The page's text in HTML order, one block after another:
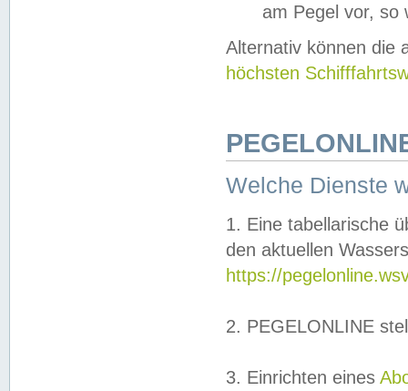
am Pegel vor,
Alternativ können die
höchsten
Welche Dienste
1. Eine tabellarische
den aktuellen
https://
2. PEGELONLINE
3. Einrichten eines